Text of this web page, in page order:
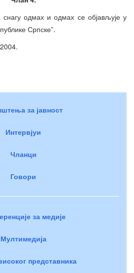
одмах и одмах се објављује у
Српске”.
за јавност
Интервјуи
Чланци
Говори
за медије
Мултимедија
представника